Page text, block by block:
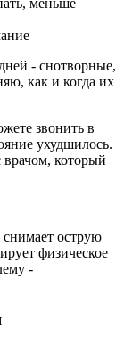
меньше
- снотворные,
как и когда их
звонить в
ухудшилось.
врачом, который
острую
физическое
-